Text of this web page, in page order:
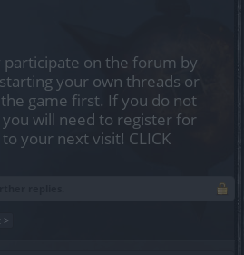
participate on the forum by
your own threads or
game first. If you do not
you will need to register for
your next visit! CLICK
>